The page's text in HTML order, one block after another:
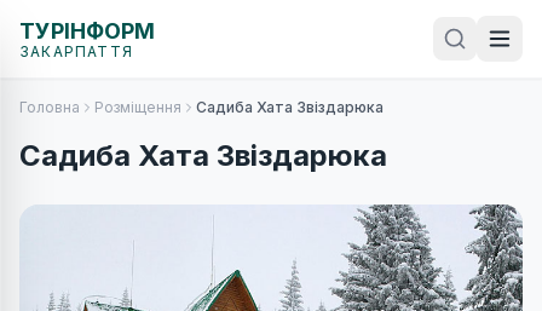
ТУРІНФОРМ
ЗАКАРПАТТЯ
Головна Розміщення Садиба Хата Звіздарюка
Садиба Хата Звіздарюка